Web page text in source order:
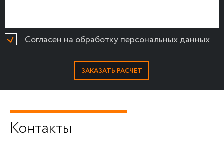
Согласен на обработку персональных данных
Контакты